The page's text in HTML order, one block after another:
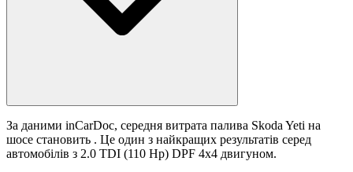
За даними inCarDoc, середня витрата палива Skoda Yeti на
шосе становить . Це один з найкращих результатів серед
автомобілів з 2.0 TDI (110 Hp) DPF 4x4 двигуном.